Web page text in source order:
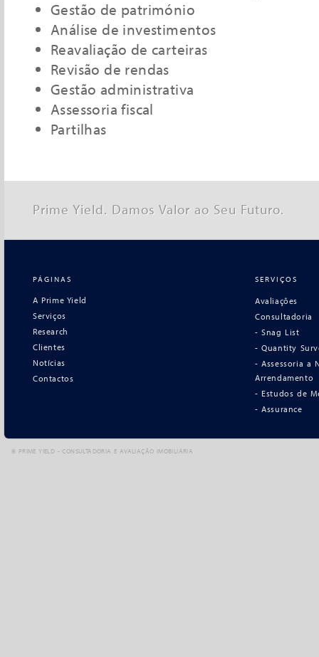
Gestão de património
Análise de investimentos
Reavaliação de carteiras
Revisão de rendas
Gestão administrativa
Assessoria fiscal
Partilhas
Prime Yield. Damos Valor ao Seu Futuro.
PÁGINAS
A Prime Yield
Serviços
Research
Clientes
Notícias
Contactos
SERVIÇOS
Avaliações
Consultadoria
- Snag List
- Quantity
- Assessoria a
Arrendamento
- Estudos de
- Assurance
© PRIME YIELD - CONSULTADORIA E AVALIAÇÃO IMOBILIÁRIA